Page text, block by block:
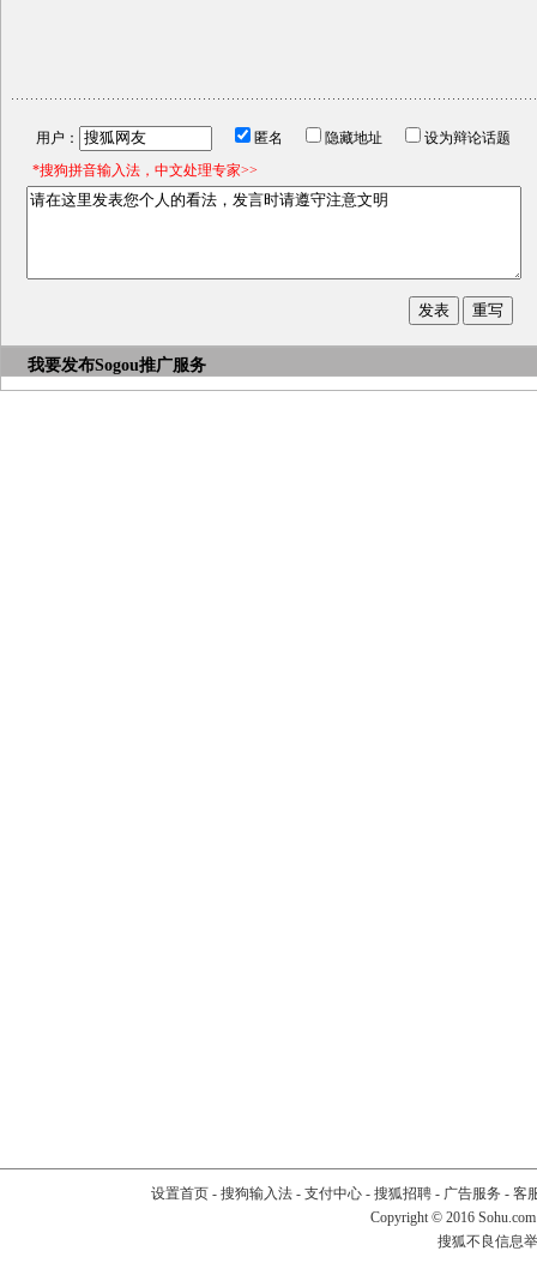
用户： 匿名 隐藏地址
设为辩论话题
*搜狗拼音输入法，中文处理专家>>
我要发布Sogou推广服务
设置首页- 搜狗输入法- 支付中心- 搜狐招聘- 广告服务 - 客
Copyright © 2016
搜狐不良信息